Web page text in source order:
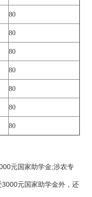
80
80
80
80
80
80
80
元国家助学金;涉农专
元国家助学金外，还